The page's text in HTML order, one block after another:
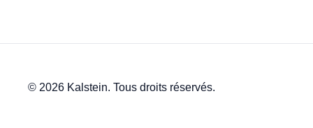
© 2026 Kalstein. Tous droits réservés.